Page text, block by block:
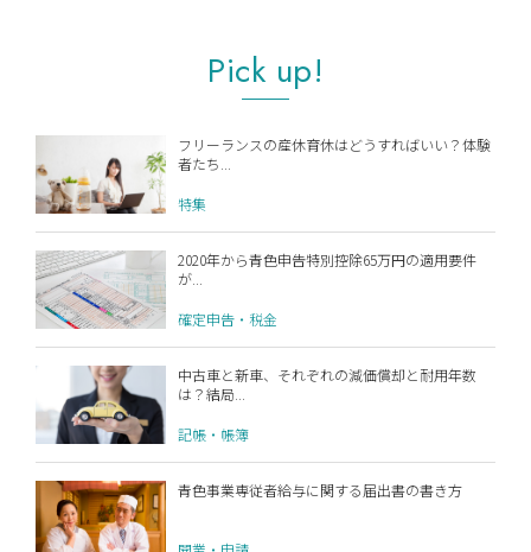
Pick up!
フリーランスの産休育休はどうすればいい？体験
者たち...
特集
2020年から青色申告特別控除65万円の適用要件
が...
確定申告・税金
中古車と新車、それぞれの減価償却と耐用年数
は？結局...
記帳・帳簿
青色事業専従者給与に関する届出書の書き方